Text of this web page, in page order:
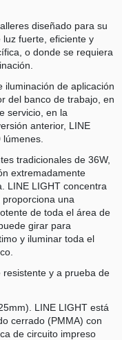
diseñado para su
fuerte, eficiente y
o donde se requiera
iluminación de aplicación
del banco de trabajo, en
servicio, en la
anterior, LINE
tradicionales de 36W,
extremadamente
LINE LIGHT concentra
proporciona una
de toda el área de
girar para
y iluminar toda el
y a prueba de
LINE LIGHT está
cerrado (PMMA) con
de circuito impreso